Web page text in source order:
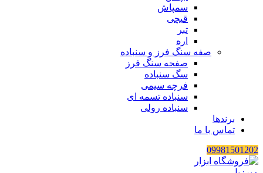
سمپاش
قیچی
تبر
اره
صفه سنگ فرز و سنباده
صفحه سنگ فرز
سگ سنباده
فرچه سیمی
سنباده تسمه ای
سنباده رولی
برندها
تماس با ما
09981501202